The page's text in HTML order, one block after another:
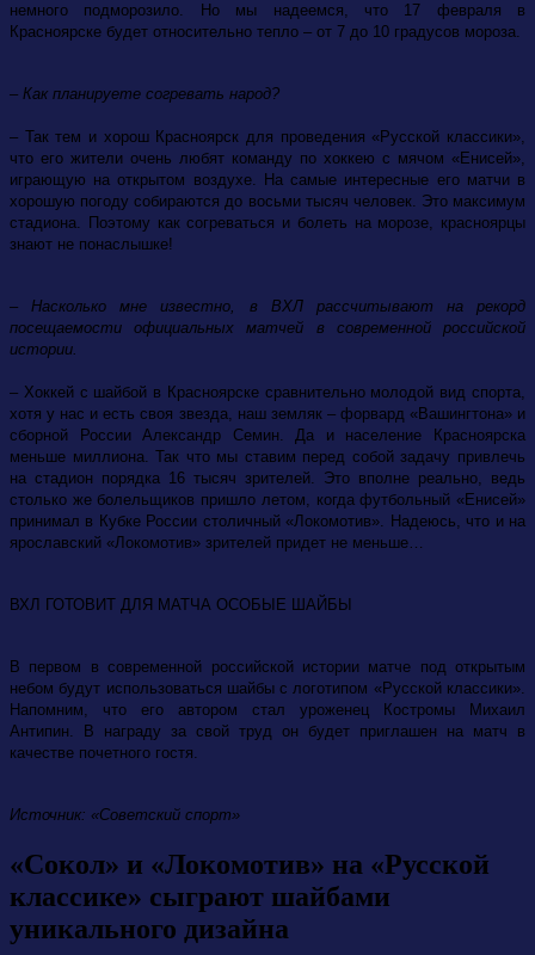
немного подморозило. Но мы надеемся, что 17 февраля в
Красноярске будет относительно тепло – от 7 до 10 градусов мороза.
– Как планируете согревать народ?
– Так тем и хорош Красноярск для проведения «Русской классики»,
что его жители очень любят команду по хоккею с мячом «Енисей»,
играющую на открытом воздухе. На самые интересные его матчи в
хорошую погоду собираются до восьми тысяч человек. Это максимум
стадиона. Поэтому как согреваться и болеть на морозе, красноярцы
знают не понаслышке!
– Насколько мне известно, в ВХЛ рассчитывают на рекорд
посещаемости официальных матчей в современной российской
истории.
– Хоккей с шайбой в Красноярске сравнительно молодой вид спорта,
хотя у нас и есть своя звезда, наш земляк – форвард «Вашингтона» и
сборной России Александр Семин. Да и население Красноярска
меньше миллиона. Так что мы ставим перед собой задачу привлечь
на стадион порядка 16 тысяч зрителей. Это вполне реально, ведь
столько же болельщиков пришло летом, когда футбольный «Енисей»
принимал в Кубке России столичный «Локомотив». Надеюсь, что и на
ярославский «Локомотив» зрителей придет не меньше…
ВХЛ ГОТОВИТ ДЛЯ МАТЧА ОСОБЫЕ ШАЙБЫ
В первом в современной российской истории матче под открытым
небом будут использоваться шайбы с логотипом «Русской классики».
Напомним, что его автором стал уроженец Костромы Михаил
Антипин. В награду за свой труд он будет приглашен на матч в
качестве почетного гостя.
Источник: «Советский спорт»
«Сокол» и «Локомотив» на «Русской
классике» сыграют шайбами
уникального дизайна